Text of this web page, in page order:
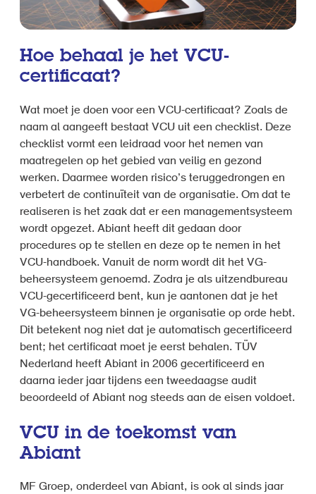
Hoe behaal je het VCU-
certificaat?
Wat moet je doen voor een VCU-certificaat? Zoals de
naam al aangeeft bestaat VCU uit een checklist. Deze
checklist vormt een leidraad voor het nemen van
maatregelen op het gebied van veilig en gezond
werken. Daarmee worden risico’s teruggedrongen en
verbetert de continuïteit van de organisatie. Om dat te
realiseren is het zaak dat er een managementsysteem
wordt opgezet. Abiant heeft dit gedaan door
procedures op te stellen en deze op te nemen in het
VCU-handboek. Vanuit de norm wordt dit het VG-
beheersysteem genoemd. Zodra je als uitzendbureau
VCU-gecertificeerd bent, kun je aantonen dat je het
VG-beheersysteem binnen je organisatie op orde hebt.
Dit betekent nog niet dat je automatisch gecertificeerd
bent; het certificaat moet je eerst behalen. TÜV
Nederland heeft Abiant in 2006 gecertificeerd en
daarna ieder jaar tijdens een tweedaagse audit
beoordeeld of Abiant nog steeds aan de eisen voldoet.
VCU in de toekomst van
Abiant
MF Groep, onderdeel van Abiant, is ook al sinds jaar